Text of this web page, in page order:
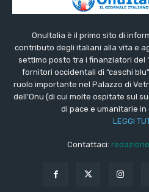
OnuItalia è il primo sito di
contributo degli italiani alla vita e
settimo posto tra i finanziatori del
fornitori occidentali di “caschi
ruolo importante nel Palazzo di
dell’Onu (di cui molte ospitate sul
di pace e umanitarie in
LEGGI
Contattaci: